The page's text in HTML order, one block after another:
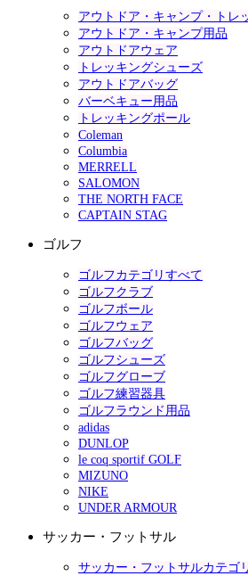
アウトドア・キャンプ・トレ
アウトドア・キャンプ用品
アウトドアウェア
トレッキングシューズ
アウトドアバッグ
バーベキュー用品
トレッキングポール
Coleman
Columbia
MERRELL
SALOMON
THE NORTH FACE
CAPTAIN STAG
ゴルフ
ゴルフカテゴリすべて
ゴルフクラブ
ゴルフボール
ゴルフウェア
ゴルフバッグ
ゴルフシューズ
ゴルフグローブ
ゴルフ練習器具
ゴルフラウンド用品
adidas
DUNLOP
le coq sportif GOLF
MIZUNO
NIKE
UNDER ARMOUR
サッカー・フットサル
サッカー・フットサルカテゴ